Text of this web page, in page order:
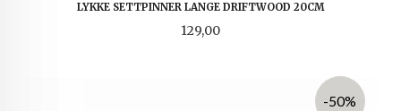
LYKKE SETTPINNER LANGE DRIFTWOOD 20CM
Pris
129,00
-50%